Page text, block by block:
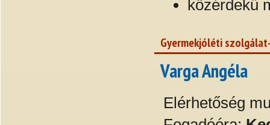
közérdekű
Gyermekjóléti
Varga Angéla
Elérhetőség